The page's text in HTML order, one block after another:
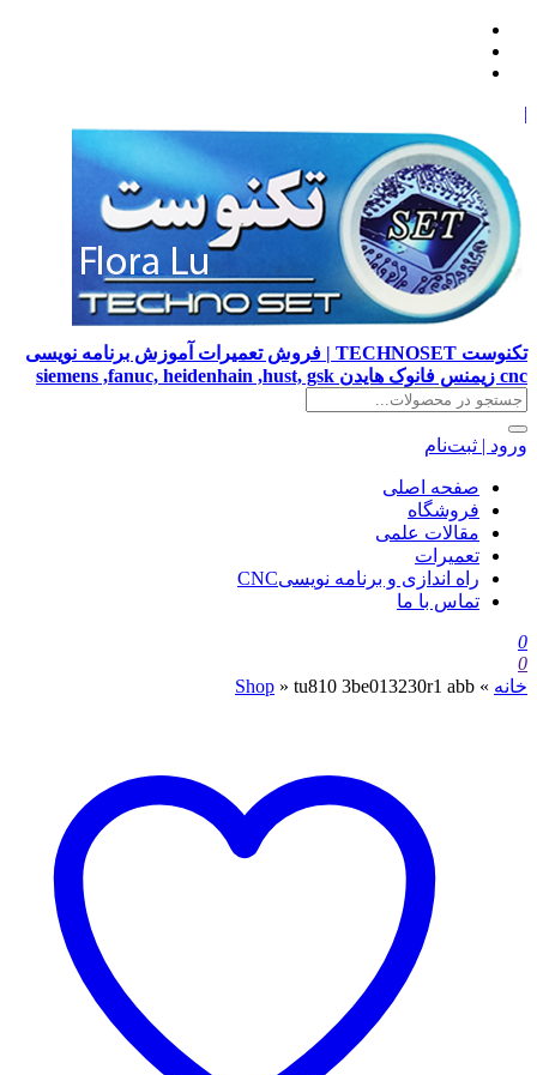
|
تکنوست TECHNOSET | فروش تعمیرات آموزش برنامه نویسی
cnc زیمنس فانوک هایدن siemens ,fanuc, heidenhain ,hust, gsk
ورود | ثبت‌نام
صفحه اصلی
فروشگاه
مقالات علمی
تعمیرات
راه اندازی و برنامه نویسیCNC
تماس با ما
0
0
خانه »
Shop » tu810 3be013230r1 abb